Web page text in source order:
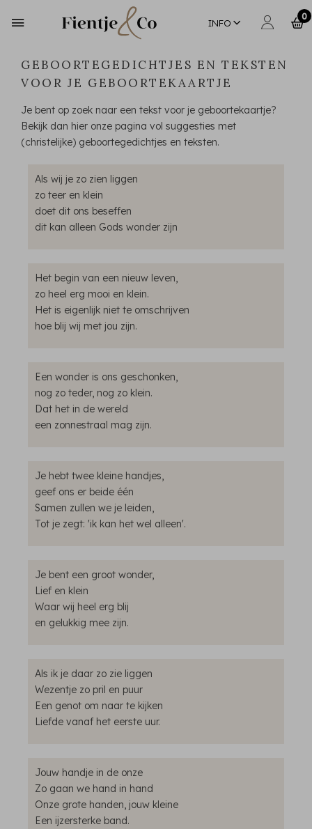
INFO
0
GEBOORTEGEDICHTJES EN TEKSTEN
VOOR JE GEBOORTEKAARTJE
Je bent op zoek naar een tekst voor je geboortekaartje?
Bekijk dan hier onze pagina vol suggesties met
(christelijke) geboortegedichtjes en teksten.
Als wij je zo zien liggen
zo teer en klein
doet dit ons beseffen
dit kan alleen Gods wonder zijn
Het begin van een nieuw leven,
zo heel erg mooi en klein.
Het is eigenlijk niet te omschrijven
hoe blij wij met jou zijn.
Een wonder is ons geschonken,
nog zo teder, nog zo klein.
Dat het in de wereld
een zonnestraal mag zijn.
Je hebt twee kleine handjes,
geef ons er beide één
Samen zullen we je leiden,
Tot je zegt: 'ik kan het wel alleen'.
Je bent een groot wonder,
Lief en klein
Waar wij heel erg blij
en gelukkig mee zijn.
Als ik je daar zo zie liggen
Wezentje zo pril en puur
Een genot om naar te kijken
Liefde vanaf het eerste uur.
Jouw handje in de onze
Zo gaan we hand in hand
Onze grote handen, jouw kleine
Een ijzersterke band.